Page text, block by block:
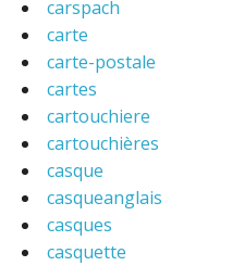
carspach
carte
carte-postale
cartes
cartouchiere
cartouchières
casque
casqueanglais
casques
casquette